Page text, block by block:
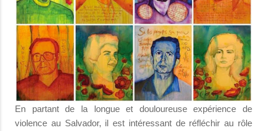
En partant de la longue et douloureuse expérience de
violence au Salvador, il est intéressant de réfléchir au rôle